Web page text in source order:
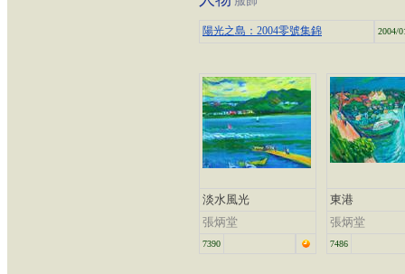
陽光之島：2004零號集錦 2004/
淡水風光
張炳堂
7390
東港
張炳堂
7486